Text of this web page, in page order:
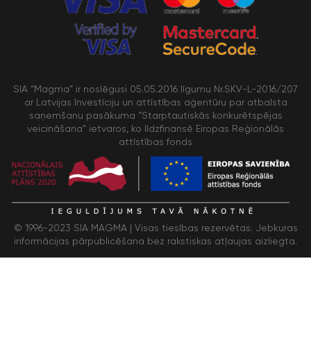
SIA “Magma” ir noslēgusi 05.05.2016 līgumu Nr.SKV-L-2016/207
ar Latvijas Investīciju un attīstības aģentūru par atbalsta
saņemšanu pasākuma “Starptautiskās konkurētspējas
veicināšana” ietvaros, ko līdzfinansē Eiropas Reģionālās
attīstības fonds
© 1996-2023 SIA MAGMA | Visas tiesības rezervētas. Jebkuras
informācijas pārpublicēšana bez rakstiskas atļaujas aizliegta.